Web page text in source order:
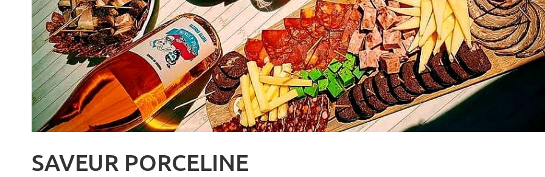
SAVEUR PORCELINE